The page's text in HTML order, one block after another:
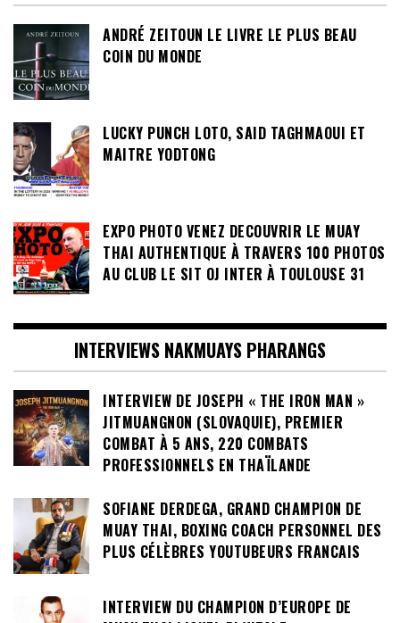
ANDRÉ ZEITOUN LE LIVRE LE PLUS BEAU
COIN DU MONDE
LUCKY PUNCH LOTO, SAID TAGHMAOUI ET
MAITRE YODTONG
EXPO PHOTO VENEZ DECOUVRIR LE MUAY
THAI AUTHENTIQUE À TRAVERS 100 PHOTOS
AU CLUB LE SIT OJ INTER À TOULOUSE 31
INTERVIEWS NAKMUAYS PHARANGS
INTERVIEW DE JOSEPH « THE IRON MAN »
JITMUANGNON (SLOVAQUIE), PREMIER
COMBAT À 5 ANS, 220 COMBATS
PROFESSIONNELS EN THAÏLANDE
SOFIANE DERDEGA, GRAND CHAMPION DE
MUAY THAI, BOXING COACH PERSONNEL DES
PLUS CÉLÈBRES YOUTUBEURS FRANCAIS
INTERVIEW DU CHAMPION D’EUROPE DE